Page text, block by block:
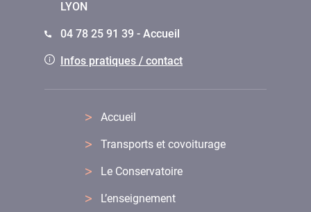
LYON
04 78 25 91 39 - Accueil
Infos pratiques / contact
Accueil
Transports et covoiturage
Le Conservatoire
L’enseignement